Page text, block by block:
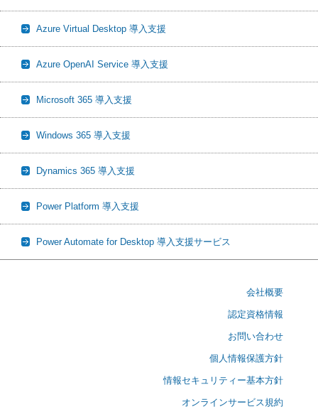
Azure Virtual Desktop 導入支援
Azure OpenAI Service 導入支援
Microsoft 365 導入支援
Windows 365 導入支援
Dynamics 365 導入支援
Power Platform 導入支援
Power Automate for Desktop 導入支援サービス
会社概要
認定資格情報
お問い合わせ
個人情報保護方針
情報セキュリティー基本方針
オンラインサービス規約